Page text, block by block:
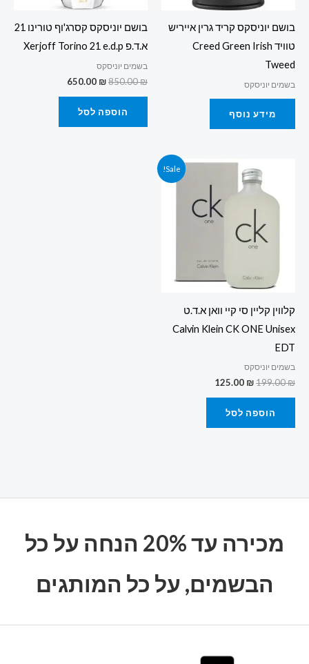
בושם יוניסקס קריד גרין אייריש
טוויד Creed Green Irish
Tweed
בשמים יוניסקס
מידע נוסף
בושם יוניסקס קסרג'וף טורינו 21
א.ד.פ Xerjoff Torino 21 e.d.p
בשמים יוניסקס
850.00₪
650.00 ₪
הוספה לסל
Sale!
קלווין קליין סי קיי וואן א.ד.ט
Calvin Klein CK ONE Unisex
EDT
בשמים יוניסקס
199.00₪
המחיר
המקורי
היה:
125.00 ₪
המחיר
הוא:
125.00 ₪.
הוספה לסל
מכירה עד 20% הנחה על כל
הבשמים, על כל המותגים